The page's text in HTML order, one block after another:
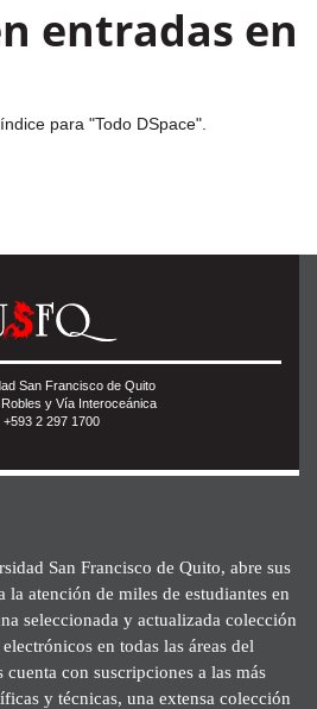
entradas en
para "Todo DSpace".
San Francisco de Quito
y Vía Interoceánica
+593 2 297 1700
San Francisco de Quito, abre sus
la atención de miles de estudiantes en
seleccionada y actualizada colección
en todas las áreas del
con suscripciones a las más
y técnicas, una extensa colección